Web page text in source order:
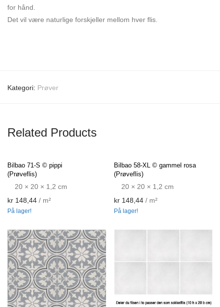
for hånd.
Det vil være naturlige forskjeller mellom hver flis.
Kategori: Prøver
Related Products
Bilbao 71-S © pippi
(Prøveflis)
20 × 20 × 1,2 cm
kr 148,44 / m²
På lager!
Bilbao 58-XL © gammel rosa
(Prøveflis)
20 × 20 × 1,2 cm
kr 148,44 / m²
På lager!